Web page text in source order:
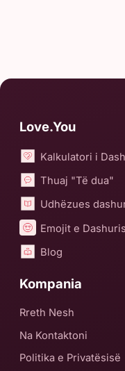
Love.You
Kalkulatori i
Thuaj "Të dua"
Udhëzues
Emojit e
Blog
Kompania
Rreth Nesh
Na Kontaktoni
Politika e Privatësisë